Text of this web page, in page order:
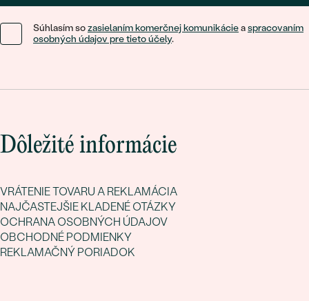
Súhlasím sozasielaním komerčnej komunikácieaspracovaním
osobných údajov pre tieto účely.
Dôležité informácie
VRÁTENIE TOVARU A REKLAMÁCIA
NAJČASTEJŠIE KLADENÉ OTÁZKY
OCHRANA OSOBNÝCH ÚDAJOV
OBCHODNÉ PODMIENKY
REKLAMAČNÝ PORIADOK